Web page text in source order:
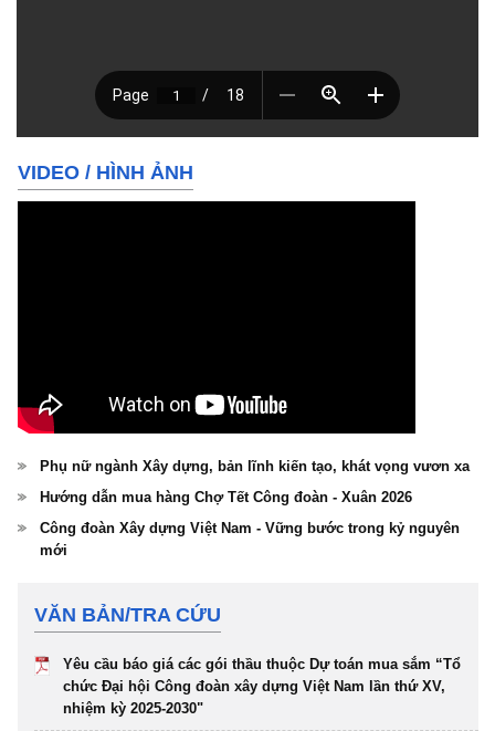
VIDEO / HÌNH ẢNH
Phụ nữ ngành Xây dựng, bản lĩnh kiến tạo, khát vọng vươn xa
Hướng dẫn mua hàng Chợ Tết Công đoàn - Xuân 2026
Công đoàn Xây dựng Việt Nam - Vững bước trong kỷ nguyên
mới
VĂN BẢN/TRA CỨU
Yêu cầu báo giá các gói thầu thuộc Dự toán mua sắm “Tổ
chức Đại hội Công đoàn xây dựng Việt Nam lần thứ XV,
nhiệm kỳ 2025-2030"